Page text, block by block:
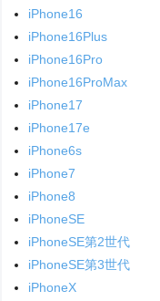
iPhone16
iPhone16Plus
iPhone16Pro
iPhone16ProMax
iPhone17
iPhone17e
iPhone6s
iPhone7
iPhone8
iPhoneSE
iPhoneSE第2世代
iPhoneSE第3世代
iPhoneX